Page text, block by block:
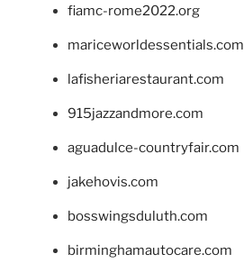
fiamc-rome2022.org
mariceworldessentials.com
lafisheriarestaurant.com
915jazzandmore.com
aguadulce-countryfair.com
jakehovis.com
bosswingsduluth.com
birminghamautocare.com